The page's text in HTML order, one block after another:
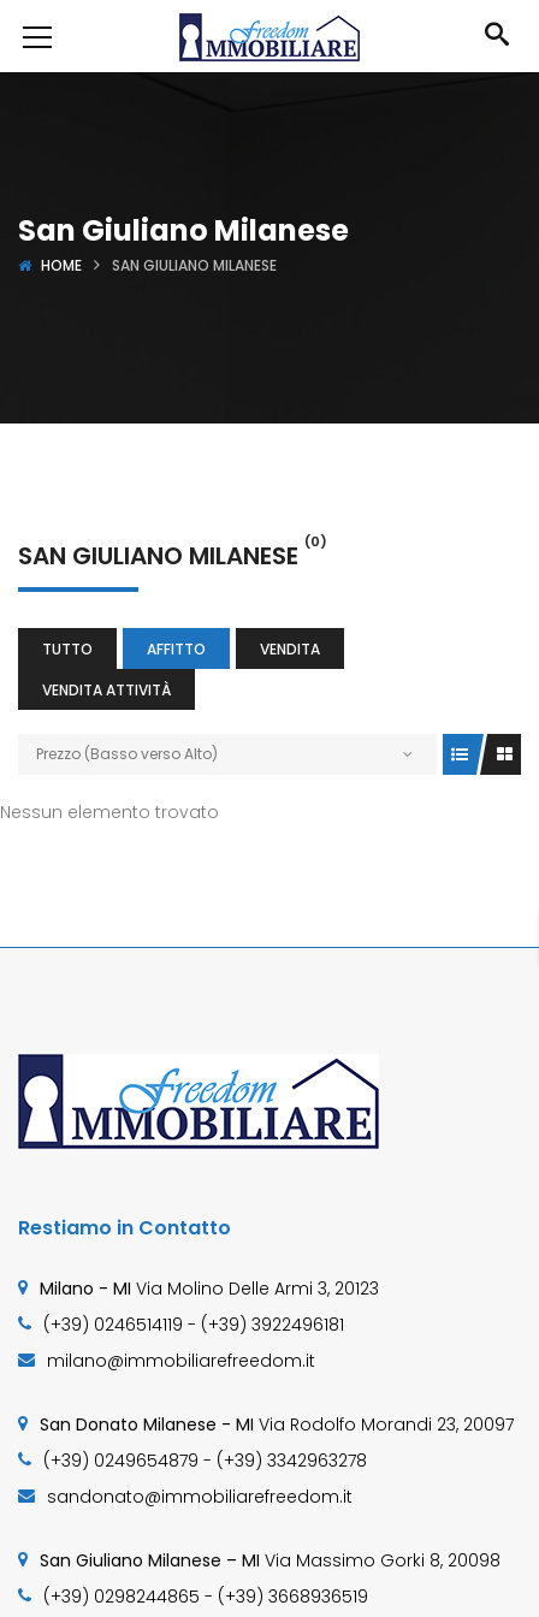
San Giuliano Milanese
HOME SAN GIULIANO MILANESE
SAN GIULIANO MILANESE (0)
TUTTO AFFITTO
VENDITA
VENDITA ATTIVITÀ
Prezzo (Basso verso Alto)
Nessun elemento trovato
Restiamo in Contatto
Milano - MI Via Molino Delle Armi 3, 20123
(+39) 0246514119 - (+39) 3922496181
milano@immobiliarefreedom.it
San Donato Milanese - MI Via Rodolfo Morandi 23, 20097
(+39) 0249654879 - (+39) 3342963278
sandonato@immobiliarefreedom.it
San Giuliano Milanese – MI Via Massimo Gorki 8, 20098
(+39) 0298244865 - (+39) 3668936519